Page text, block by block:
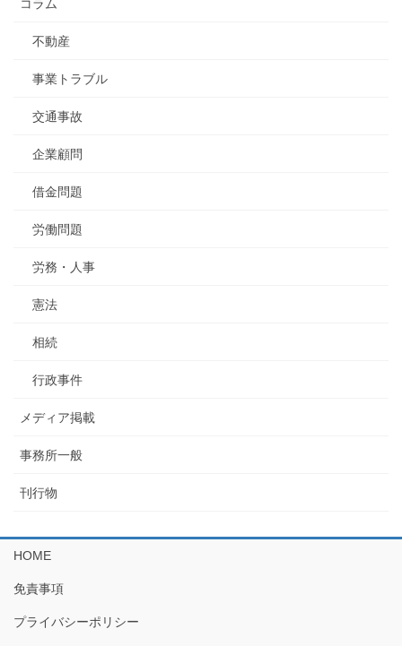
コラム
不動産
事業トラブル
交通事故
企業顧問
借金問題
労働問題
労務・人事
憲法
相続
行政事件
メディア掲載
事務所一般
刊行物
HOME
免責事項
プライバシーポリシー